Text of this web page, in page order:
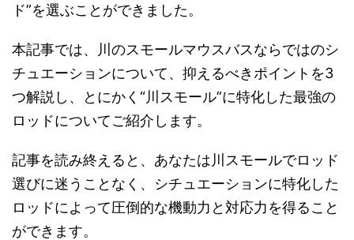
ド”を選ぶことができました。
本記事では、川のスモールマウスバスならではのシ
チュエーションについて、抑えるべきポイントを3
つ解説し、とにかく“川スモール”に特化した最強の
ロッドについてご紹介します。
記事を読み終えると、あなたは川スモールでロッド
選びに迷うことなく、シチュエーションに特化した
ロッドによって圧倒的な機動力と対応力を得ること
ができます。